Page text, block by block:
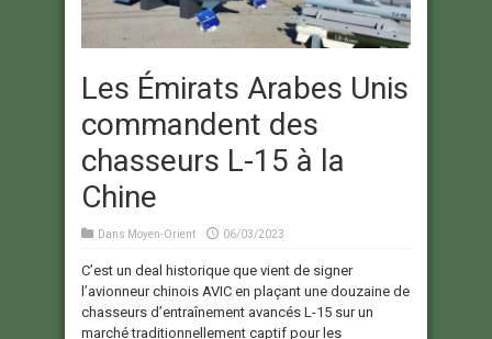
Les Émirats Arabes Unis
commandent des
chasseurs L-15 à la
Chine
Dans Moyen-Orient 06/03/2023
C’est un deal historique que vient de signer
l’avionneur chinois AVIC en plaçant une douzaine de
chasseurs d’entraînement avancés L-15 sur un
marché traditionnellement captif pour les